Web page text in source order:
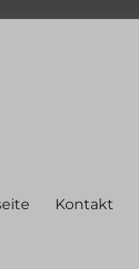
Kontakt